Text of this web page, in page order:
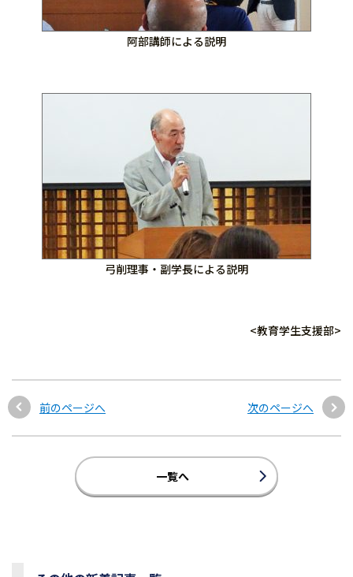
阿部講師による説明
弓削理事・副学長による説明
<教育学生支援部>
前のページへ 次のページへ
一覧へ